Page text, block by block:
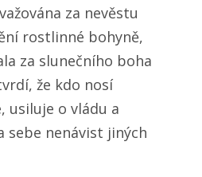
za nevěstu
rostlinné bohyně,
za slunečního boha
že kdo nosí
usiluje o vládu a
sebe nenávist jiných